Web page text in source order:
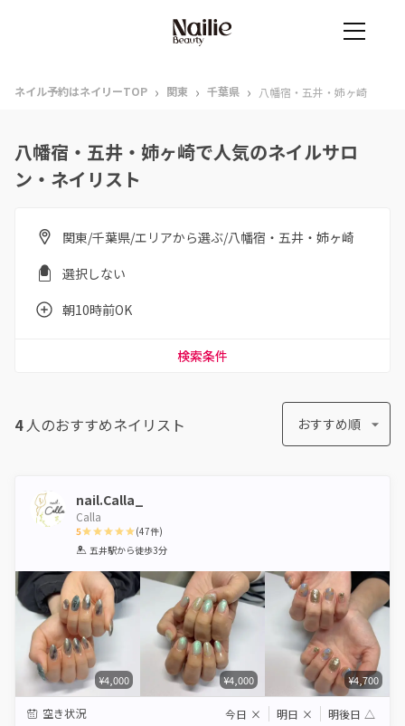
ネイル予約はネイリーTOP › 関東 › 千葉県 › 八幡宿・五井・姉ヶ崎
八幡宿・五井・姉ヶ崎で人気のネイルサロ
ン・ネイリスト
関東/千葉県/エリアから選ぶ/八幡宿・五井・姉ヶ崎
選択しない
朝10時前OK
検索条件
4人のおすすめネイリスト おすすめ順
nail.Calla_
Calla
5
1 2 3 4 5
(47件)
五井駅から徒歩3分
¥4,000 ¥4,000 ¥4,700
空き状況 今日 × 明日 × 明後日 △